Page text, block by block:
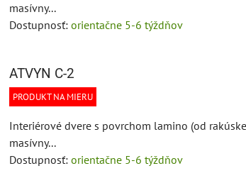
masívny...
Dostupnosť: orientačne 5-6 týždňov
ATVYN C-2
PRODUKT NA MIERU
Interiérové dvere s povrchom lamino (od
masívny...
Dostupnosť: orientačne 5-6 týždňov